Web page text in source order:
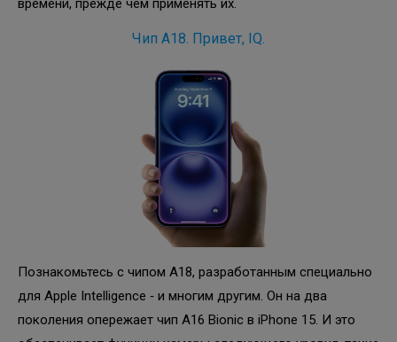
времени, прежде чем применять их.
Чип A18. Привет, IQ.
Познакомьтесь с чипом A18, разработанным специально
для Apple Intelligence ‑ и многим другим. Он на два
поколения опережает чип A16 Bionic в iPhone 15. И это